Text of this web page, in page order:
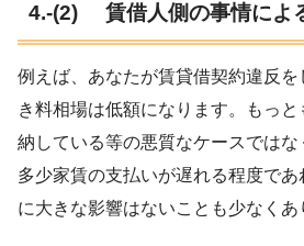
4.-(2) 賃借人側の事情によ
例えば、あなたが賃貸借契約違反
き料相場は低額になります。もっ
納している等の悪質なケースでは
多少家賃の支払いが遅れる程度で
に大きな影響はないことも少なくあ